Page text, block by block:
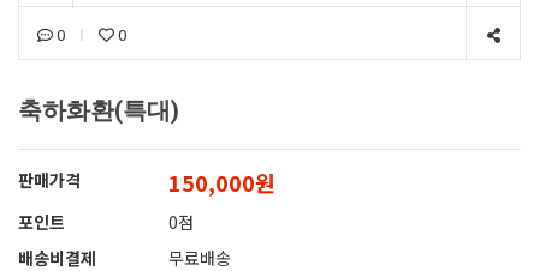
0 0
축하화환(특대)
판매가격 150,000원
포인트
0점
배송비결제
무료배송